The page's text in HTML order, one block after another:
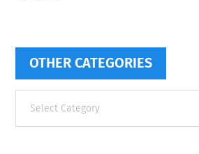
OTHER CATEGORIES
categories